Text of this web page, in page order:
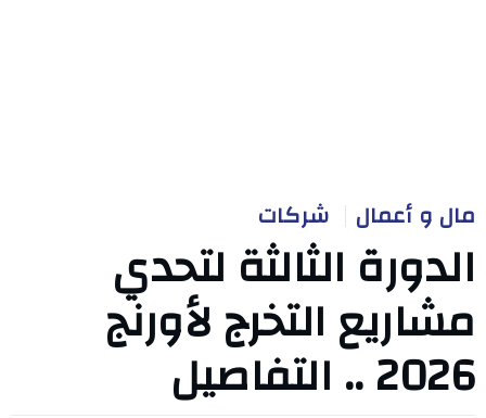
مال و أعمال شركات
الدورة الثالثة لتحدي
مشاريع التخرج لأورنج
2026 .. التفاصيل